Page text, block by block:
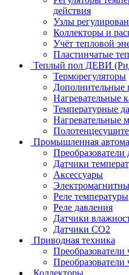
действия
Узлы
Коллекторы и
Учёт тепловой
Пластинчатые
Теплый пол ДЕВИ
Терморегуляторы
Дополнительные
Нагревательные
Температурные
Нагревательные
Промышленная
Преобразователи
Датчики
Аксессуары
Реле температуры
Реле давления
Датчики
Датчики CO2
Приводная техника
Коллекторы